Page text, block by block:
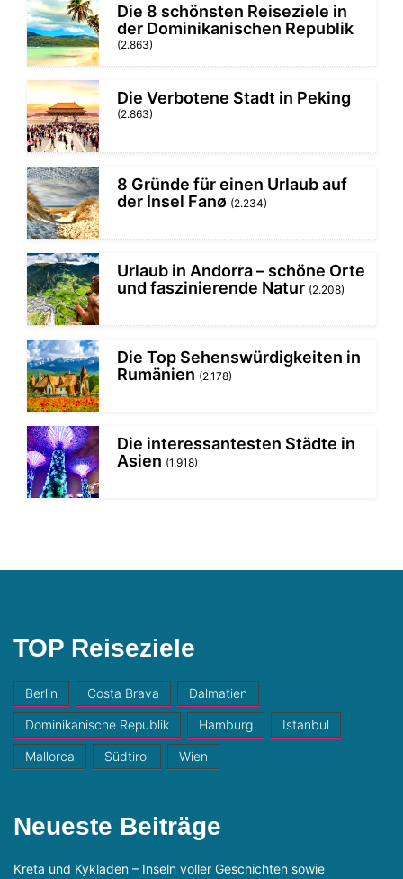
Die 8 schönsten Reiseziele in
der Dominikanischen Republik
(2.863)
Die Verbotene Stadt in Peking
(2.863)
8 Gründe für einen Urlaub auf
der Insel Fanø (2.234)
Urlaub in Andorra – schöne Orte
und faszinierende Natur (2.208)
Die Top Sehenswürdigkeiten in
Rumänien (2.178)
Die interessantesten Städte in
Asien (1.918)
TOP Reiseziele
Berlin Costa Brava Dalmatien
Dominikanische Republik Hamburg Istanbul
Mallorca Südtirol Wien
Neueste Beiträge
Kreta und Kykladen – Inseln voller Geschichten sowie